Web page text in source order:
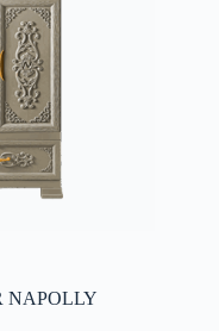
NAPOLLY